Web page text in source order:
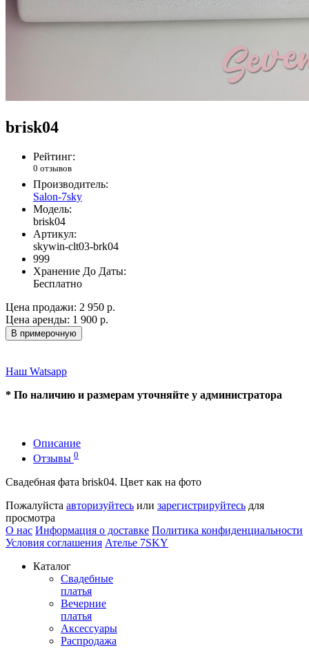
brisk04
Рейтинг:
0 отзывов
Производитель:
Salon-7sky
Модель:
brisk04
Артикул:
skywin-clt03-brk04
999
Хранение До Даты:
Бесплатно
Цена продажи: 2 950 р.
Цена аренды: 1 900 р.
В примерочную
Наш Watsapp
* По наличию и размерам уточняйте у администратора
Описание
Отзывы 0
Свадебная фата brisk04. Цвет как на фото
Пожалуйста авторизуйтесь или зарегистрируйтесь для
просмотра
О нас Информация о доставке Политика конфиденциальности
Условия соглашения Ателье 7SKY
Каталог
Свадебные
платья
Вечерние
платья
Аксессуары
Распродажа